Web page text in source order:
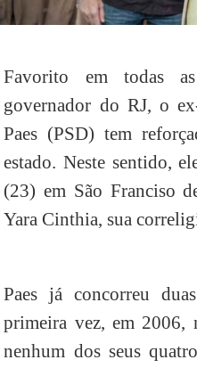
Favorito em todas
governador do RJ, o
Paes (PSD) tem
estado. Neste sentido,
(23) em São Franciso
Yara Cinthia, sua
Paes já concorreu
primeira vez, em 2006,
nenhum dos seus